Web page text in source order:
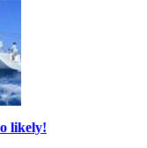
likely!